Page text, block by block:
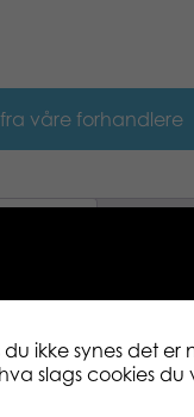
våre forhandlere
du ikke synes det
slags cookies du